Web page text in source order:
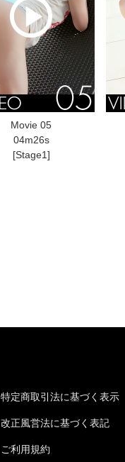
Movie 05
04m26s
[Stage1]
特定商取引法に基づく表示
改正風営法に基づく表記
ご利用規約